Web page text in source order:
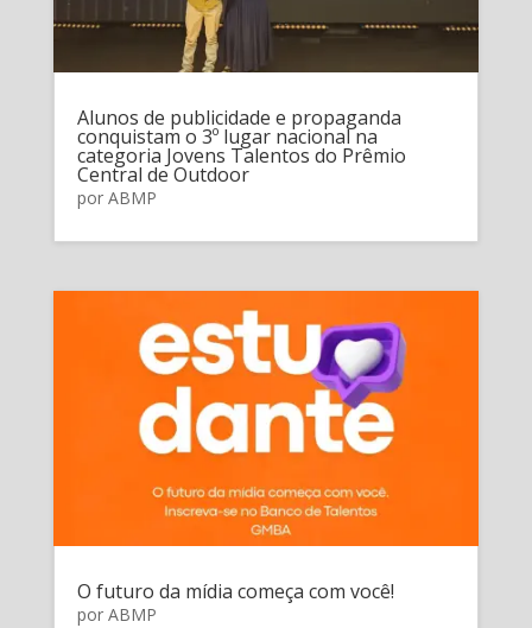
Alunos de publicidade e propaganda
conquistam o 3º lugar nacional na
categoria Jovens Talentos do Prêmio
Central de Outdoor
por ABMP
O futuro da mídia começa com você!
por ABMP